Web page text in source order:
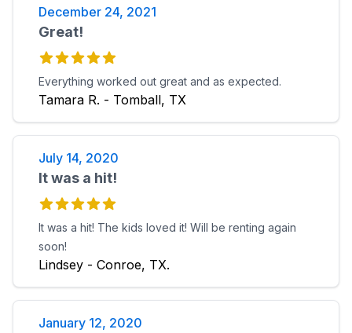
December 24, 2021
Great!
Everything worked out great and as expected.
Tamara R. - Tomball, TX
July 14, 2020
It was a hit!
It was a hit! The kids loved it! Will be renting again
soon!
Lindsey - Conroe, TX.
January 12, 2020